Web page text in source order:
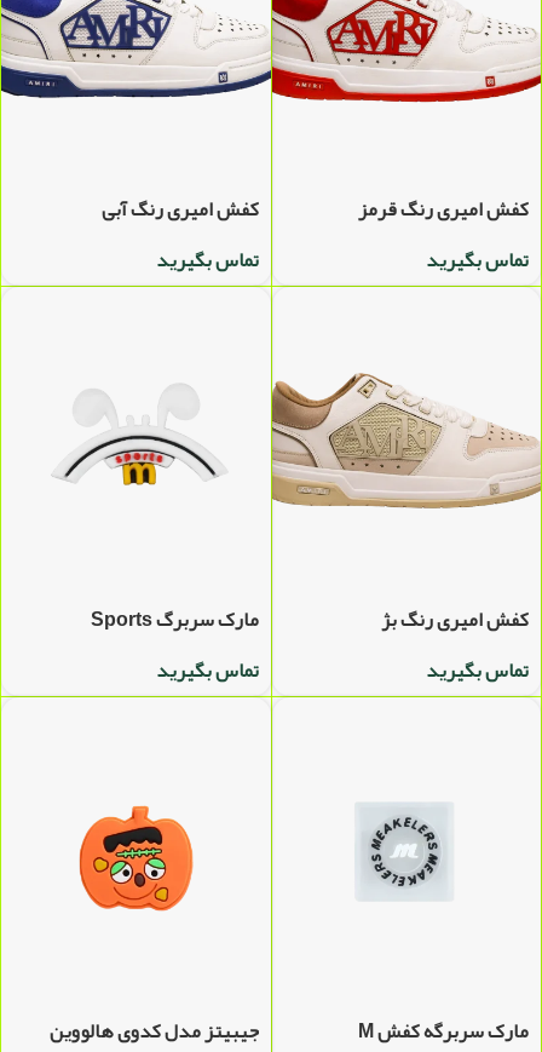
کفش امیری رنگ قرمز
تماس بگیرید
کفش امیری رنگ آبی
تماس بگیرید
کفش امیری رنگ بژ
تماس بگیرید
مارک سربرگ Sports
تماس بگیرید
مارک سربرگه کفش M
جیبیتز مدل کدوی هالووین